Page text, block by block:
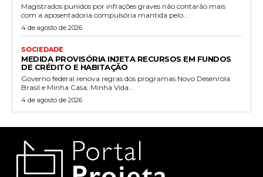
Magistrados punidos por infrações graves não contarão mais
com a aposentadoria compulsória mantida pelo...
4 de agosto de 2026
SOCIEDADE
MEDIDA PROVISÓRIA INJETA RECURSOS EM FUNDOS
DE CRÉDITO E HABITAÇÃO
Governo federal renova regras dos programas Novo Desenrola
Brasil e Minha Casa, Minha Vida...
4 de agosto de 2026